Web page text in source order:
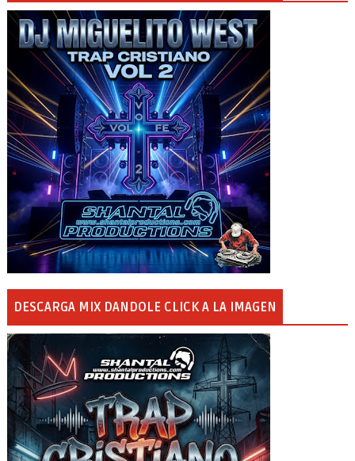
DESCARGA MIX DANDOLE CLICK A LA IMAGEN